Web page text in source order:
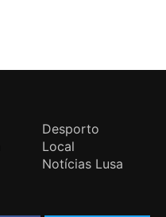
Desporto
Local
Notícias Lusa